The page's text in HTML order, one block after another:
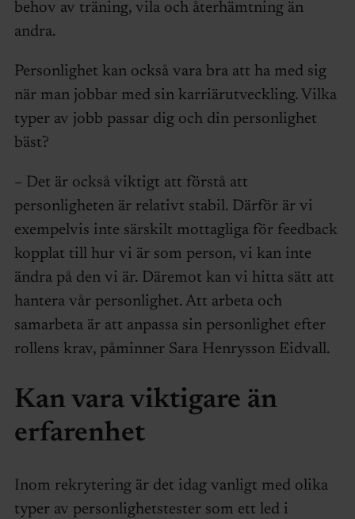
behov av träning, vila och återhämtning än
andra.
Personlighet kan också vara bra att ha med sig
när man jobbar med sin karriärutveckling. Vilka
typer av jobb passar dig och din personlighet
bäst?
– Det är också viktigt att förstå att
personligheten är relativt stabil. Därför är vi
exempelvis inte särskilt mottagliga för feedback
kopplat till hur vi är som person, vi kan inte
ändra på den vi är. Däremot kan vi hitta sätt att
hantera vår personlighet. Att arbeta och
samarbeta är att anpassa sin personlighet efter
rollens krav, påminner Sara Henrysson Eidvall.
Kan vara viktigare än
erfarenhet
Inom rekrytering är det idag vanligt med olika
typer av personlighetstester som ett led i